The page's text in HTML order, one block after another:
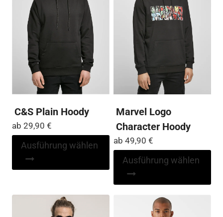
C&S Plain Hoody
ab 29,90 €
Ausführung wählen
Dieses
Produkt
weist
Varianten
Marvel Logo
Character Hoody
ab 49,90 €
Ausführung wählen